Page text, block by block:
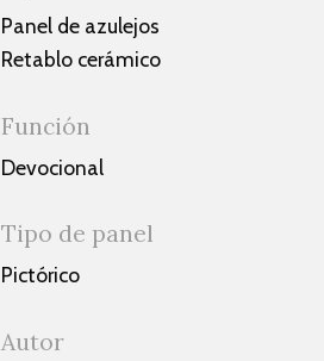
Panel de azulejos
Retablo cerámico
Función
Devocional
Tipo de panel
Pictórico
Autor